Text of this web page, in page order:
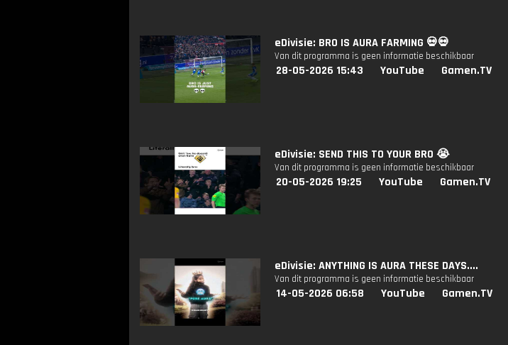
eDivisie: BRO IS AURA FARMING 💀💀
Van dit programma is geen informatie beschikbaar
28-05-2026 15:43 YouTube Gamen.TV
eDivisie: SEND THIS TO YOUR BRO 😭
Van dit programma is geen informatie beschikbaar
20-05-2026 19:25 YouTube Gamen.TV
eDivisie: ANYTHING IS AURA THESE DAYS....
Van dit programma is geen informatie beschikbaar
14-05-2026 06:58 YouTube Gamen.TV